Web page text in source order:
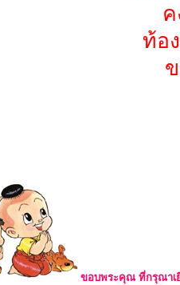
ท้อ
ขอบพระคุณ ที่กรุณาเ